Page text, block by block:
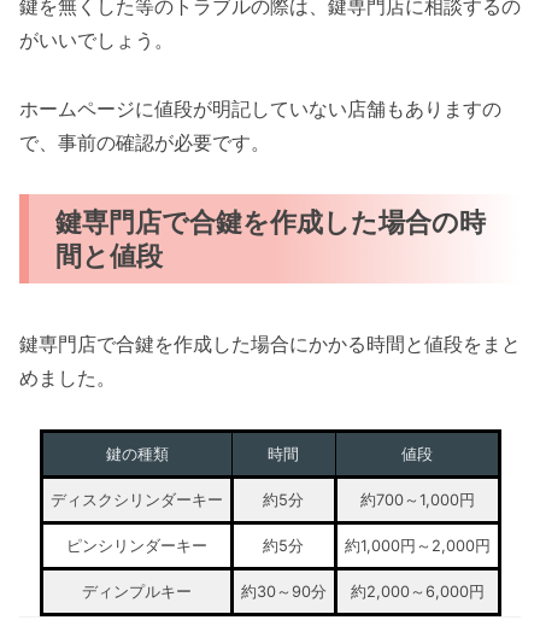
鍵を無くした等のトラブルの際は、鍵専門店に相談するの
がいいでしょう。
ホームページに値段が明記していない店舗もありますの
で、事前の確認が必要です。
鍵専門店で合鍵を作成した場合の時
間と値段
鍵専門店で合鍵を作成した場合にかかる時間と値段をまと
めました。
鍵の種類 時間 値段
ディスクシリンダーキー 約5分 約700～1,000円
ピンシリンダーキー 約5分 約1,000円～2,000円
ディンプルキー 約30～90分 約2,000～6,000円